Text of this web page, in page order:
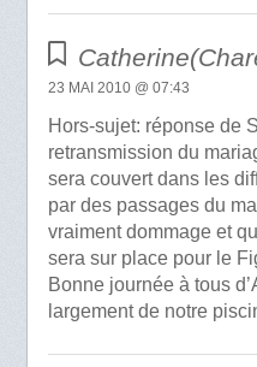
23 MAI 2010 @ 07:43
Hors-sujet: réponse de
retransmission du
sera couvert dans les
par des passages du
vraiment dommage et
sera sur place pour le
Bonne journée à tous
largement de notre